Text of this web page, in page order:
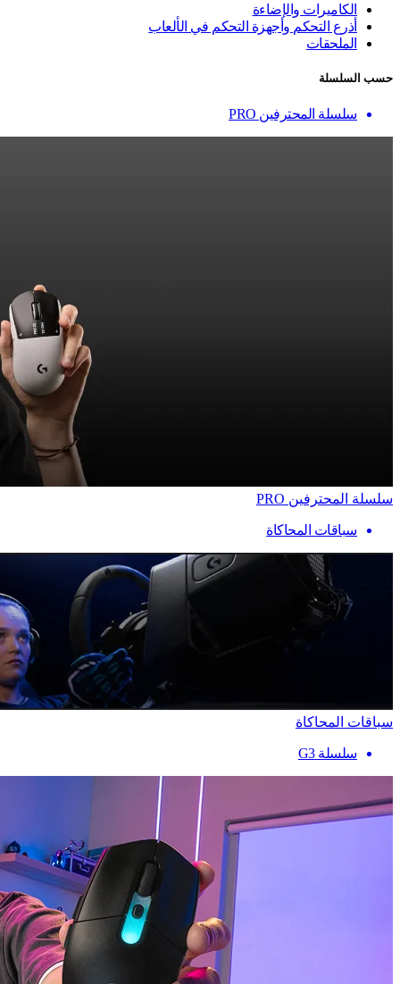
الكاميرات والإضاءة
أذرع التحكم وأجهزة التحكم في الألعاب
الملحقات
حسب السلسلة
سلسلة المحترفين PRO
سلسلة المحترفين PRO
سباقات المحاكاة
سباقات المحاكاة
سلسلة G3